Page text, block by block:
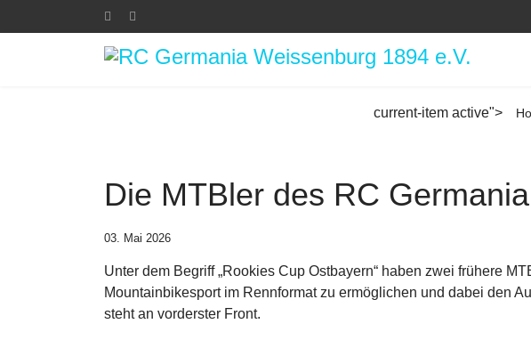
current-item active">
Die MTBler des RC
03. Mai 2026
Unter dem Begriff „Rookies Cup Ostbayern“ haben zwei frühere
Mountainbikesport im Rennformat zu ermöglichen und dabei den
steht an vorderster Front.